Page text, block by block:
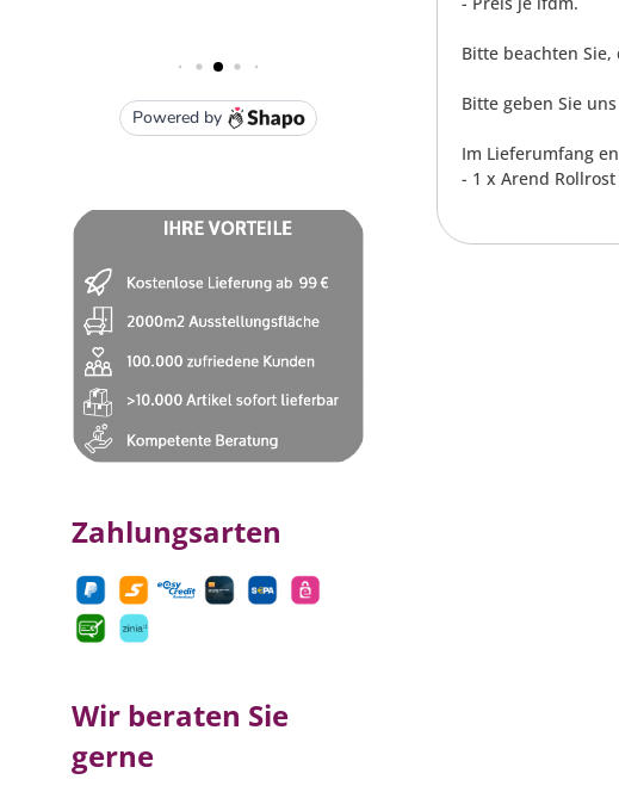
Zahlungsarten
Wir beraten Sie
gerne
Bitte beachten
Bitte geben Sie
Im Lieferumfang
- 1 x Arend